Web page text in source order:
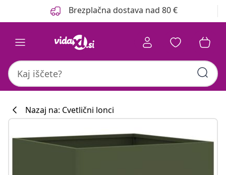
Brezplačna dostava nad 80 €
Nazaj na: Cvetlični lonci